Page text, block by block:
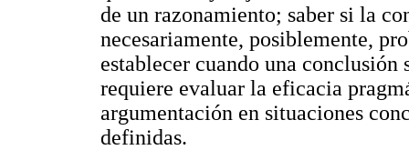
de un razonamiento; saber si la
necesariamente, posiblemente,
establecer cuando una conclusión
requiere evaluar la eficacia
argumentación en situaciones
definidas.